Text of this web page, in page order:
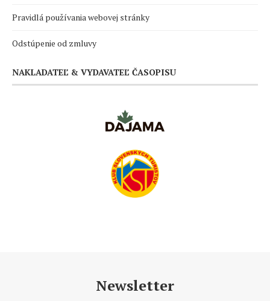
Pravidlá používania webovej stránky
Odstúpenie od zmluvy
NAKLADATEĽ & VYDAVATEĽ ČASOPISU
Newsletter